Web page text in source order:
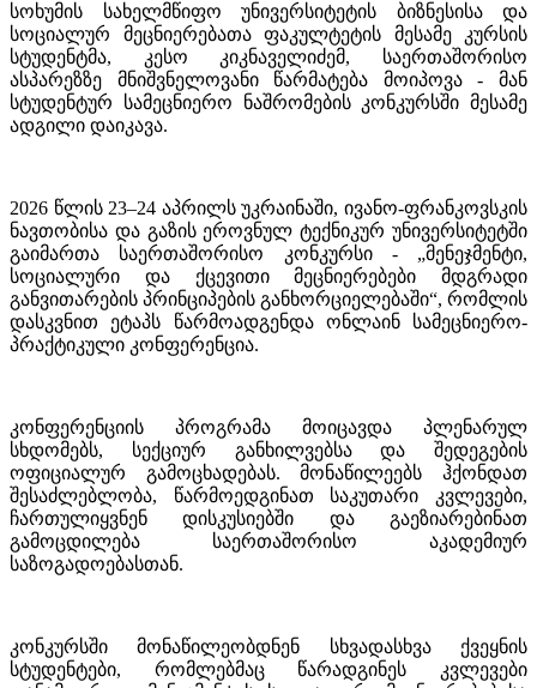
სოხუმის სახელმწიფო უნივერსიტეტის ბიზნესისა და
სოციალურ მეცნიერებათა ფაკულტეტის მესამე კურსის
სტუდენტმა, კესო კიკნაველიძემ, საერთაშორისო
ასპარეზზე მნიშვნელოვანი წარმატება მოიპოვა- მან
სტუდენტურ სამეცნიერო ნაშრომების კონკურსში მესამე
ადგილი დაიკავა.
2026 წლის 23–24 აპრილს უკრაინაში, ივანო-ფრანკოვსკის
ნავთობისა და გაზის ეროვნულ ტექნიკურ უნივერსიტეტში
გაიმართა საერთაშორისო კონკურსი -„მენეჯმენტი,
სოციალური და ქცევითი მეცნიერებები მდგრადი
განვითარების პრინციპების განხორციელებაში“, რომლის
დასკვნით ეტაპს წარმოადგენდა ონლაინ სამეცნიერო-
პრაქტიკული კონფერენცია.
კონფერენციის პროგრამა მოიცავდა პლენარულ
სხდომებს, სექციურ განხილვებსა და შედეგების
ოფიციალურ გამოცხადებას. მონაწილეებს ჰქონდათ
შესაძლებლობა, წარმოედგინათ საკუთარი კვლევები,
ჩართულიყვნენ დისკუსიებში და გაეზიარებინათ
გამოცდილება საერთაშორისო აკადემიურ
საზოგადოებასთან.
კონკურსში მონაწილეობდნენ სხვადასხვა ქვეყნის
სტუდენტები, რომლებმაც წარადგინეს კვლევები